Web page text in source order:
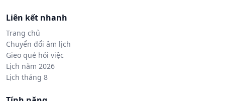
Liên kết nhanh
Trang chủ
Chuyển đổi âm lịch
Gieo quẻ hỏi việc
Lịch năm 2026
Lịch tháng 8